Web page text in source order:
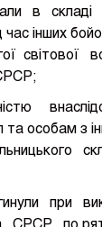
в складі
час інших
світової
та особам з
при